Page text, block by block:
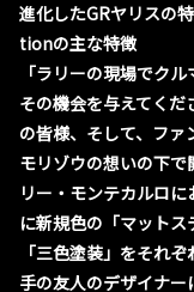
進化したGRヤリスの
tionの主な特徴
「ラリーの現場でク
その機会を与えてく
の皆様、そして、フ
モリゾウの想いの下
リー・モンテカルロ
に新規色の「マット
「三色塗装」をそれ
手の友人のデザイナ